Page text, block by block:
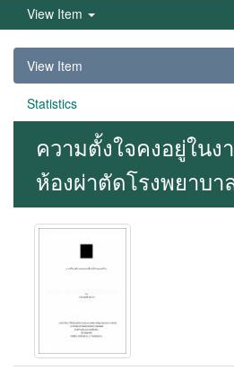
View Item
View Item
Statistics
ความตั้งใจคงอยู่ในง
ห้องผ่าตัดโรงพยาบา